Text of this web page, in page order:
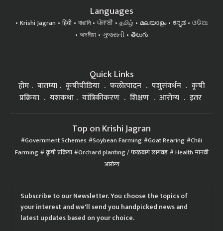
Languages
Krishi Jagran हिंदी বাঙালি ਪੰਜਾਬੀ தமிழ் മലയാളം ಕನ್ನಡ
ଓଡିଆ
অসমীয়া
ગુજરાતી తెలుగు
Quick Links
होम बातम्या कृषीपीडिया फलोत्पादन पशुसंवर्धन
कृषी
प्रक्रिया
यशकथा यांत्रिकीकरण शिक्षण आरोग्य इतर
Top on Krishi Jagran
Government Schemes Soybean Farming Goat Rearing Chili
Farming कृषी प्रक्रिया Orchard planting / फळबाग लागवड Health मानवी
आरोग्य
Subscribe to our Newsletter. You choose the topics of
your interest and we'll send you handpicked news and
latest updates based on your choice.